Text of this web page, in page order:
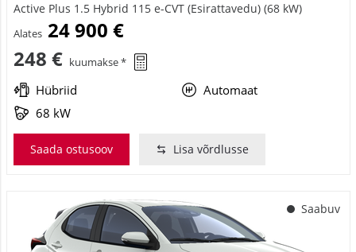
Active Plus 1.5 Hybrid 115 e-CVT (Esirattavedu) (68 kW)
Alates 24 900 €
248 € kuumakse *
Hübriid
Automaat
68 kW
Saada ostusoov Lisa võrdlusse
Saabuv